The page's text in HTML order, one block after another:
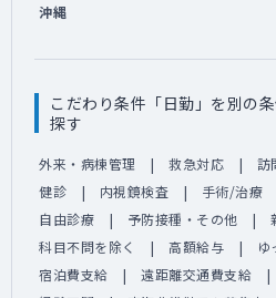
沖縄
こだわり条件「日勤」を別の
探す
外来・病棟管理 救急対応 訪
健診
内視鏡検査 手術/治療
自由診療
予防接種・その他
科目不問を除く
高額給与
ゆ
宿泊費支給
遠距離交通費支給